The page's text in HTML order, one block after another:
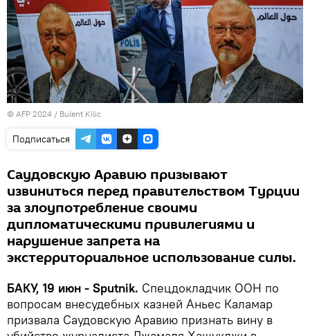
© AFP 2024 / Bulent Kilic
Подписаться
Саудовскую Аравию призывают
извиниться перед правительством Турции
за злоупотребление своими
дипломатическими привилегиями и
нарушение запрета на
экстерриториальное использование силы.
БАКУ, 19 июн - Sputnik. Спецдокладчик ООН по
вопросам внесудебных казней Аньес Каламар
призвала Саудовскую Аравию признать вину в